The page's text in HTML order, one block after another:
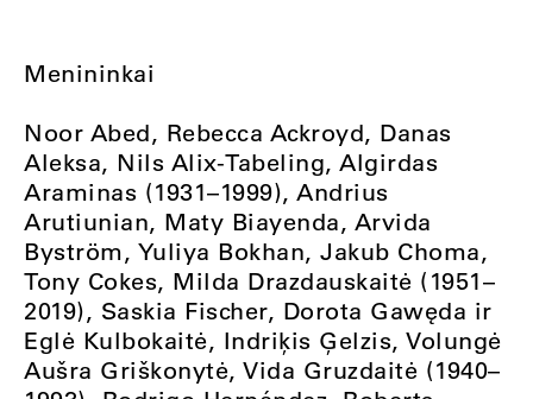
Menininkai
Noor Abed, Rebecca Ackroyd, Danas
Aleksa, Nils Alix-Tabeling, Algirdas
Araminas (1931–1999), Andrius
Arutiunian, Maty Biayenda, Arvida
Byström, Yuliya Bokhan, Jakub Choma,
Tony Cokes, Milda Drazdauskaitė (1951–
2019), Saskia Fischer, Dorota Gawęda ir
Eglė Kulbokaitė, Indriķis Ģelzis, Volungė
Aušra Griškonytė, Vida Gruzdaitė (1940–